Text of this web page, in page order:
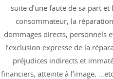
suite d’une faute de sa part
consommateur, la
dommages directs, personnels
l’exclusion expresse de la
préjudices indirects et
financiers, atteinte à l’image,